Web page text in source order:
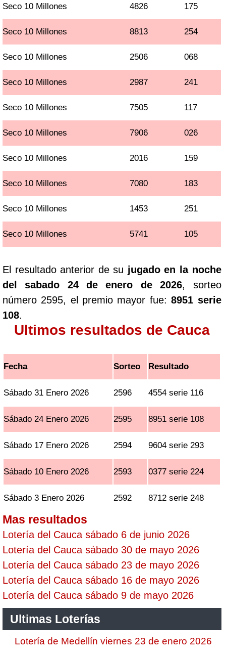
Seco 10 Millones 4826 175
Seco 10 Millones 8813 254
Seco 10 Millones 2506 068
Seco 10 Millones 2987 241
Seco 10 Millones 7505 117
Seco 10 Millones 7906 026
Seco 10 Millones 2016 159
Seco 10 Millones 7080 183
Seco 10 Millones 1453 251
Seco 10 Millones 5741 105
El resultado anterior de su jugado en la noche
del sabado 24 de enero de 2026, sorteo
número 2595, el premio mayor fue:8951 serie
108.
Ultimos resultados de Cauca
Fecha Sorteo Resultado
Sábado 31 Enero 2026 2596 4554 serie 116
Sábado 24 Enero 2026 2595 8951 serie 108
Sábado 17 Enero 2026 2594 9604 serie 293
Sábado 10 Enero 2026 2593 0377 serie 224
Sábado 3 Enero 2026 2592 8712 serie 248
Mas resultados
Lotería del Cauca sábado 6 de junio 2026
Lotería del Cauca sábado 30 de mayo 2026
Lotería del Cauca sábado 23 de mayo 2026
Lotería del Cauca sábado 16 de mayo 2026
Lotería del Cauca sábado 9 de mayo 2026
Ultimas Loterías
Lotería de Medellín viernes 23 de enero 2026